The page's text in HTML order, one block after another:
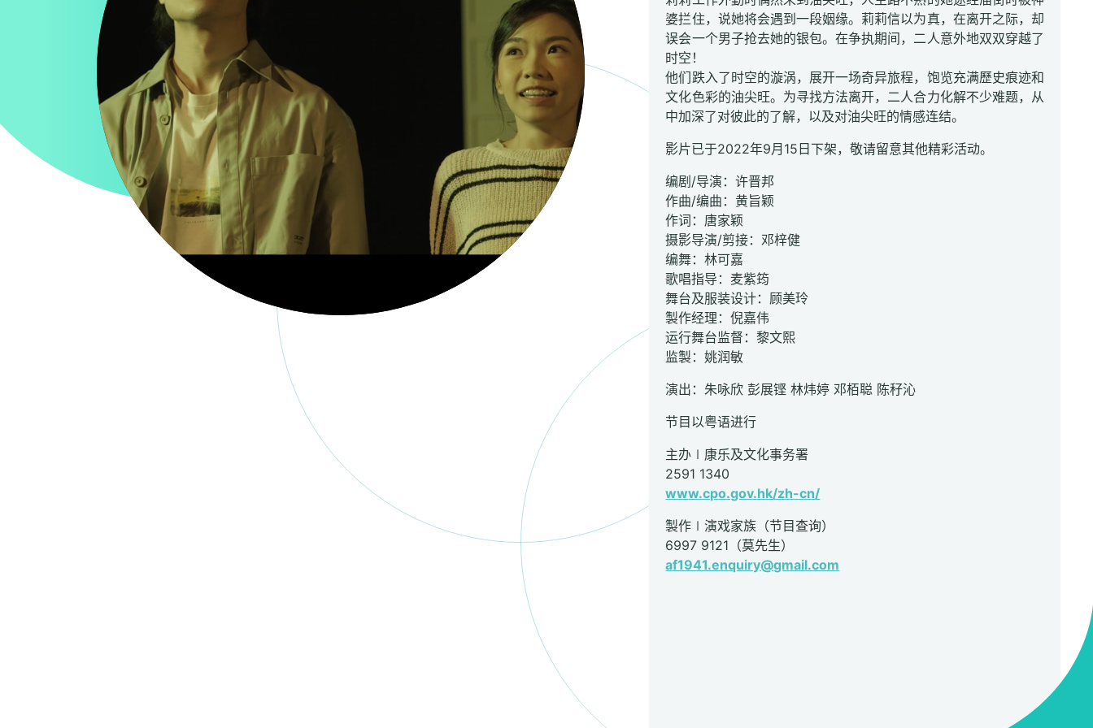
婆拦住，说她将会遇到一段姻缘。莉莉信以为真，在离开之际，却
误会一个男子抢去她的银包。在争执期间，二人意外地双双穿越了
时空！
他们跌入了时空的漩涡，展开一场奇异旅程，饱览充满歷史痕迹和
文化色彩的油尖旺。为寻找方法离开，二人合力化解不少难题，从
中加深了对彼此的了解，以及对油尖旺的情感连结。
影片已于2022年9月15日下架，敬请留意其他精彩活动。
编剧/导演：许晋邦
作曲/编曲：黄旨颖
作词：唐家颖
摄影导演/剪接：邓梓健
编舞：林可嘉
歌唱指导：麦紫筠
舞台及服装设计：顾美玲
製作经理：倪嘉伟
运行舞台监督：黎文熙
监製：姚润敏
演出：朱咏欣 彭展铿 林炜婷 邓栢聪 陈秄沁
节目以粤语进行
主办∣康乐及文化事务署
2591 1340
www.cpo.gov.hk/zh-cn/
製作∣演戏家族（节目查询）
6997 9121（莫先生）
af1941.enquiry@gmail.com